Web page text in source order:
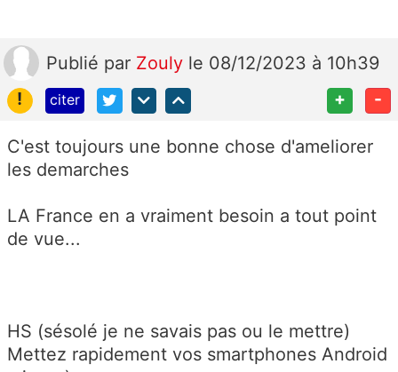
Publié par Zouly le 08/12/2023 à 10h39
!
citer + -
C'est toujours une bonne chose d'ameliorer
les demarches
LA France en a vraiment besoin a tout point
de vue...
HS (sésolé je ne savais pas ou le mettre)
Mettez rapidement vos smartphones Android